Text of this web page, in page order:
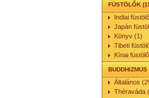
FÜSTÖLŐK
Indiai
Japán
Könyv (1)
Tibeti
Kínai
BUDDHIZMUS
Általános
Théraváda